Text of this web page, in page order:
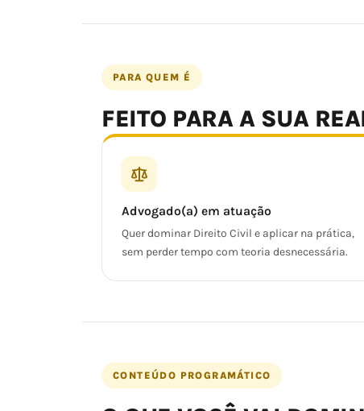
PARA QUEM É
FEITO PARA A SUA
Advogado(a) em atuação
Quer dominar Direito Civil e aplicar na prática,
sem perder tempo com teoria desnecessária.
CONTEÚDO PROGRAMÁTICO